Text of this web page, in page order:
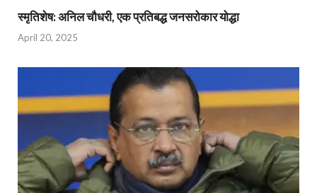
स्मृतिशेष: अनिल चौधरी, एक प्रतिबद्ध जनसरोकार योद्धा​
April 20, 2025